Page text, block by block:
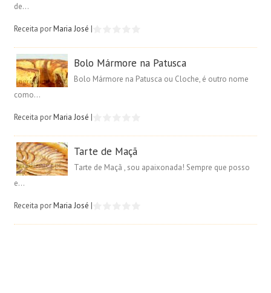
de...
Receita porMaria José |
Bolo Mármore na Patusca
Bolo Mármore na Patusca ou Cloche, é outro nome
como...
Receita porMaria José |
Tarte de Maçã
Tarte de Maçã , sou apaixonada! Sempre que posso
e...
Receita porMaria José |